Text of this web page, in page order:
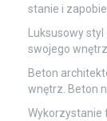
stanie i
Luksusowy
swojego
Beton
wnętrz. Beton
Wykorzystanie